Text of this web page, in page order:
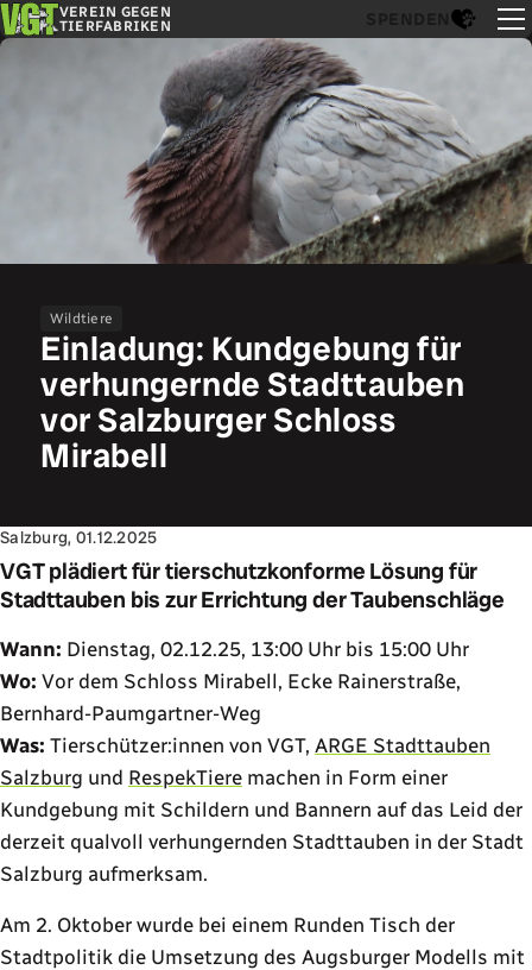
VEREIN GEGEN
TIERFABRIKEN
SPENDEN
Wildtiere
Einladung: Kundgebung für
verhungernde Stadttauben
vor Salzburger Schloss
Mirabell
Salzburg, 01.12.2025
VGT plädiert für tierschutzkonforme Lösung für
Stadttauben bis zur Errichtung der Taubenschläge
Wann: Dienstag, 02.12.25, 13:00 Uhr bis 15:00 Uhr
Wo: Vor dem Schloss Mirabell, Ecke Rainerstraße,
Bernhard-Paumgartner-Weg
Was: Tierschützer:innen von VGT, ARGE Stadttauben
Salzburg und RespekTiere machen in Form einer
Kundgebung mit Schildern und Bannern auf das Leid der
derzeit qualvoll verhungernden Stadttauben in der Stadt
Salzburg aufmerksam.
Am 2. Oktober wurde bei einem Runden Tisch der
Stadtpolitik die Umsetzung des Augsburger Modells mit